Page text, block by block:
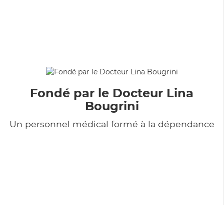
Fondé par le Docteur Lina
Bougrini
Un personnel médical formé à la dépendance